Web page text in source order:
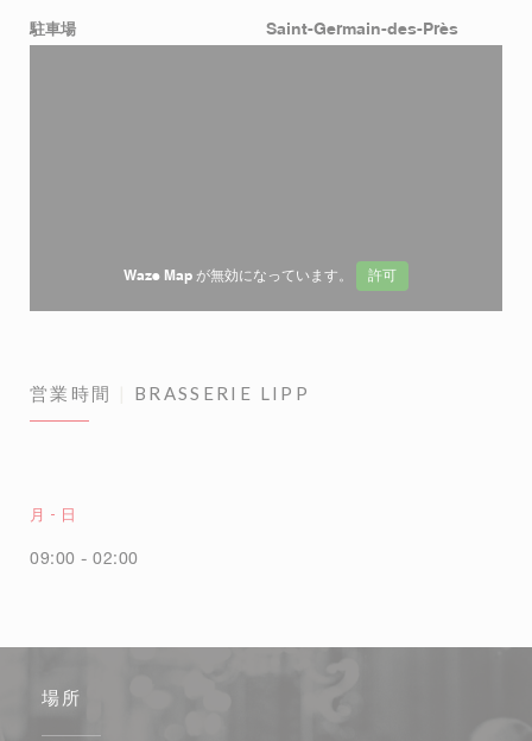
駐車場
Saint-Germain-des-Près
Waze Map が無効になっています。 許可
営業時間 BRASSERIE LIPP
月 - 日
09:00 - 02:00
場所